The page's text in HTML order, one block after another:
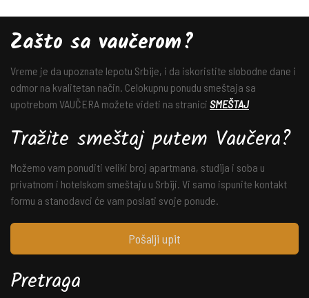
Zašto sa vaučerom?
Vreme je da upoznate lepotu Srbije, i da iskoristite slobodne dane i
odmor na kvalitetan način. Celokupnu ponudu smeštaja sa
upotrebom VAUČERA možete videti na stranici SMEŠTAJ
Tražite smeštaj putem Vaučera?
Možemo vam ponuditi veliki broj apartmana, studija i soba u
privatnom i hotelskom smeštaju u Srbiji. Vi samo ispunite kontakt
formu a stanodavci će vam poslati svoje ponude.
Pošalji upit
Pretraga